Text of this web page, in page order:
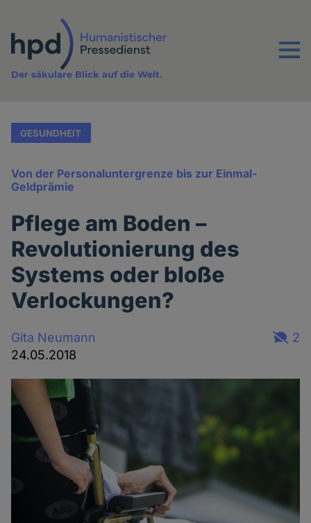
Inhalt
Menu
Der säkulare Blick auf die Welt.
GESUNDHEIT
Von der Personaluntergrenze bis zur Einmal-
Geldprämie
Pflege am Boden –
Revolutionierung des
Systems oder bloße
Verlockungen?
Gita Neumann
24.05.2018
2